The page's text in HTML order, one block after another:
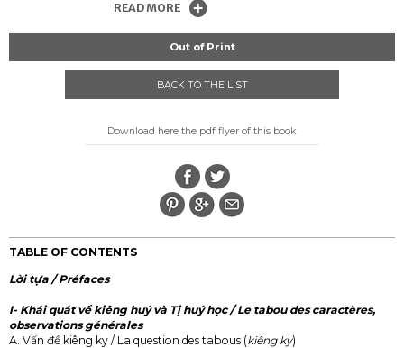
READ MORE
Out of Print
BACK TO THE LIST
Download here the pdf flyer of this book
TABLE OF CONTENTS
Lời tựa / Préfaces
I- Khái quát về kiêng huý và Tị huý học / Le tabou des caractères,
observations générales
A. Vấn đề kiêng ky / La question des tabous (kiêng ky)